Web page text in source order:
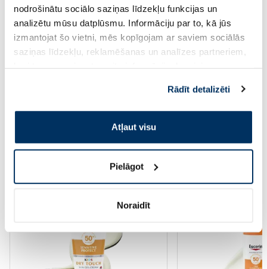
nodrošinātu sociālo saziņas līdzekļu funkcijas un
analizētu mūsu datplūsmu. Informāciju par to, kā jūs
izmantojat šo vietni, mēs kopīgojam ar saviem sociālās
saziņas līdzekļu, reklamēšanas un analīzes partneriem,
pakalpojumus. Ja piekrītat šo papildu sīkdatņu
izmantošanai, lūdzu, atzīmējiet savu izvēli:
Rādīt detalizēti
Atļaut visu
Pielāgot
Noraidīt
2.13 € 2.51 €
Pirkt
2.13 € 2.51 €
Standarta cena: 2.51 €
Saules aizsardzībai vasarā ☀️
Vairāk...